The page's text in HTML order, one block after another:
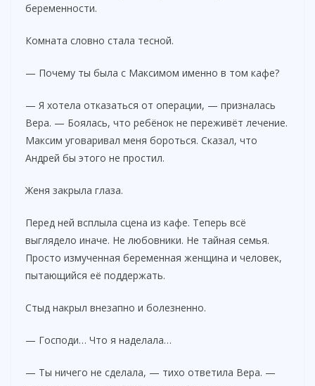
беременности.
Комната словно стала тесной.
— Почему ты была с Максимом именно в том кафе?
— Я хотела отказаться от операции, — призналась
Вера. — Боялась, что ребёнок не переживёт лечение.
Максим уговаривал меня бороться. Сказал, что
Андрей бы этого не простил.
Женя закрыла глаза.
Перед ней всплыла сцена из кафе. Теперь всё
выглядело иначе. Не любовники. Не тайная семья.
Просто измученная беременная женщина и человек,
пытающийся её поддержать.
Стыд накрыл внезапно и болезненно.
— Господи… Что я наделала…
— Ты ничего не сделала, — тихо ответила Вера. —